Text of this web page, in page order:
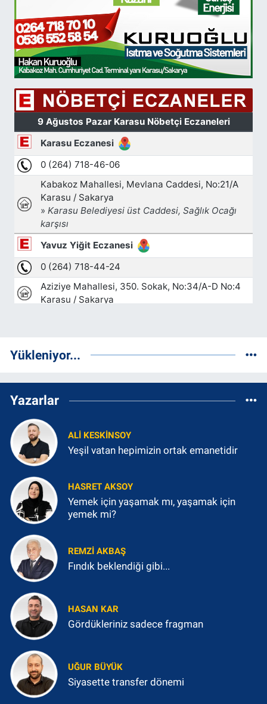
Yükleniyor...
Yazarlar
ALI KESKINSOY
Yeşil vatan hepimizin ortak emanetidir
HASRET AKSOY
Yemek için yaşamak mı, yaşamak için
yemek mi?
REMZI AKBAŞ
Fındık beklendiği gibi...
HASAN KAR
Gördükleriniz sadece fragman
UĞUR BÜYÜK
Siyasette transfer dönemi